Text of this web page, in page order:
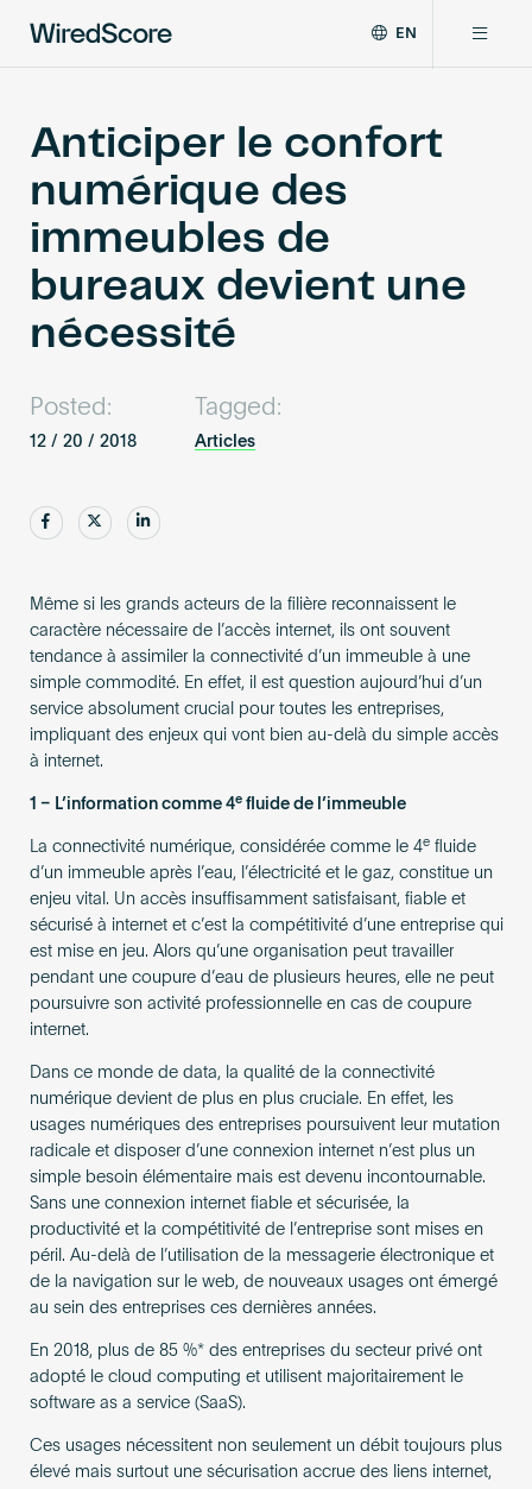
the
global
standard
for
digital
and
smart
technology
EN
ZH
Certifications
Network
Resources
About
Anticiper le confort
numérique des
immeubles de
bureaux devient une
nécessité
Posted:
12 / 20 / 2018
Tagged:
Articles
Share Share
Même si les grands acteurs de la filière reconnaissent le
caractère nécessaire de l’accès internet, ils ont souvent
tendance à assimiler la connectivité d’un immeuble à une
simple commodité. En effet, il est question aujourd’hui d’un
service absolument crucial pour toutes les entreprises,
impliquant des enjeux qui vont bien au-delà du simple accès
à internet.
1 – L’information comme 4efluide de l’immeuble
La connectivité numérique, considérée comme le 4efluide
d’un immeuble après l’eau, l’électricité et le gaz, constitue un
enjeu vital. Un accès insuffisamment satisfaisant, fiable et
sécurisé à internet et c’est la compétitivité d’une entreprise qui
est mise en jeu. Alors qu’une organisation peut travailler
pendant une coupure d’eau de plusieurs heures, elle ne peut
poursuivre son activité professionnelle en cas de coupure
internet.
Dans ce monde de data, la qualité de la connectivité
numérique devient de plus en plus cruciale. En effet, les
usages numériques des entreprises poursuivent leur mutation
radicale et disposer d’une connexion internet n’est plus un
simple besoin élémentaire mais est devenu incontournable.
Sans une connexion internet fiable et sécurisée, la
productivité et la compétitivité de l’entreprise sont mises en
péril. Au-delà de l’utilisation de la messagerie électronique et
de la navigation sur le web, de nouveaux usages ont émergé
au sein des entreprises ces dernières années.
En 2018, plus de 85 %* des entreprises du secteur privé ont
adopté le cloud computing et utilisent majoritairement le
software as a service (SaaS).
Ces usages nécessitent non seulement un débit toujours plus
élevé mais surtout une sécurisation accrue des liens internet,